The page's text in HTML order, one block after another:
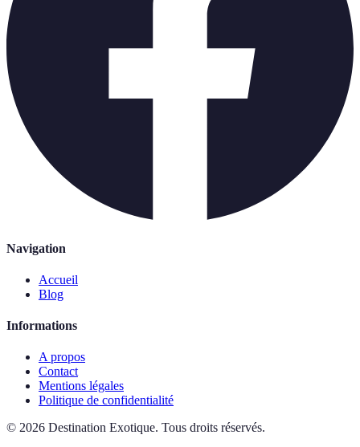
Navigation
Accueil
Blog
Informations
A propos
Contact
Mentions légales
Politique de confidentialité
© 2026 Destination Exotique. Tous droits réservés.